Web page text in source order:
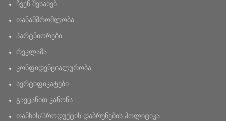
ჩვენ შესახებ
თანამშრომლობა
პარტნიორები
რეკლამა
კონფიდენციალურობა
სერტიფიკატები
გაეცანით კანონს
თანხის/პროდუქტის დაბრუნების პოლიტიკა